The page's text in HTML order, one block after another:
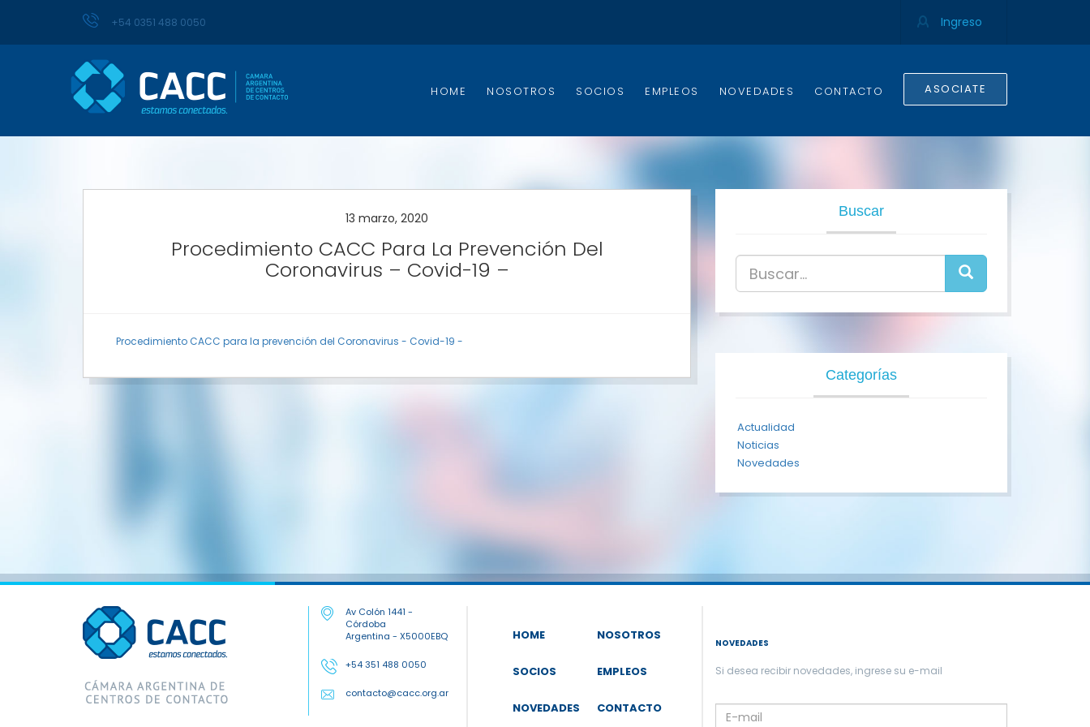
+54 0351 488 0050 Ingreso
ASOCIATE
HOME NOSOTROS SOCIOS EMPLEOS NOVEDADES CONTACTO
13 marzo, 2020
Procedimiento CACC Para La Prevención Del
Coronavirus – Covid-19 –
Procedimiento CACC para la prevención del Coronavirus - Covid-19 -
Buscar
Categorías
Actualidad
Noticias
Novedades
Av Colón 1441 -
Córdoba
Argentina - X5000EBQ
+54 351 488 0050
contacto@cacc.org.ar
HOME NOSOTROS
SOCIOS EMPLEOS
NOVEDADES CONTACTO
NOVEDADES
Si desea recibir novedades, ingrese su e-mail
Please
leave